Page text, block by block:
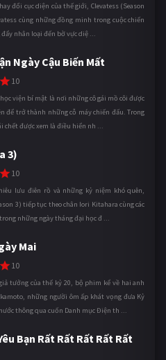
đổi cục diện của thế giới, Clevatess (Season
cùng những đồng minh trong cuộc chiến
nhân loại đến bờ vực diệ ...
Ngày Cậu Biến Mất
10
viện bí mật là nơi những cô gái mồ côi được
để trở thành những cỗ máy chiến đấu. Trong
chết được xem là điều hiển nh ...
3)
10
lưu điên rồ và những kỷ niệm khó quên,
3) tiếp tục theo chân Iori Kitahara cùng các
những ngày tháng đại học đ ...
Mai
10
tưởng của thế kỷ 20, bộ phim kể về hai anh
những người ôm ấp khát vọng đưa Kỷ
thông qua cuốn Danh mục Điện th ...
Bạn Rất Rất Rất Rất Rất